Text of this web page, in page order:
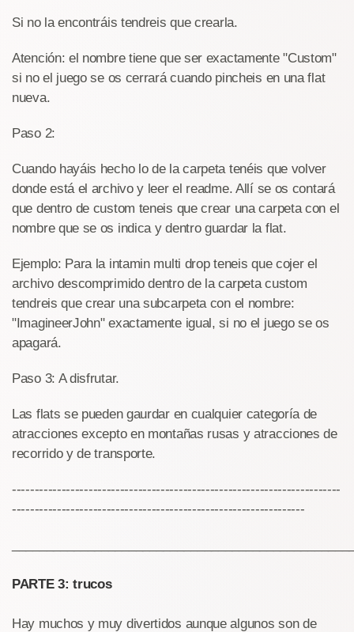
Si no la encontráis tendreis que crearla.
Atención: el nombre tiene que ser exactamente "Custom"
si no el juego se os cerrará cuando pincheis en una flat
nueva.
Paso 2:
Cuando hayáis hecho lo de la carpeta tenéis que volver
donde está el archivo y leer el readme. Allí se os contará
que dentro de custom teneis que crear una carpeta con el
nombre que se os indica y dentro guardar la flat.
Ejemplo: Para la intamin multi drop teneis que cojer el
archivo descomprimido dentro de la carpeta custom
tendreis que crear una subcarpeta con el nombre:
"ImagineerJohn" exactamente igual, si no el juego se os
apagará.
Paso 3: A disfrutar.
Las flats se pueden gaurdar en cualquier categoría de
atracciones excepto en montañas rusas y atracciones de
recorrido y de transporte.
-------------------------------------------------------------------------
-----------------------------------------------------------------
PARTE 3: trucos
Hay muchos y muy divertidos aunque algunos son de